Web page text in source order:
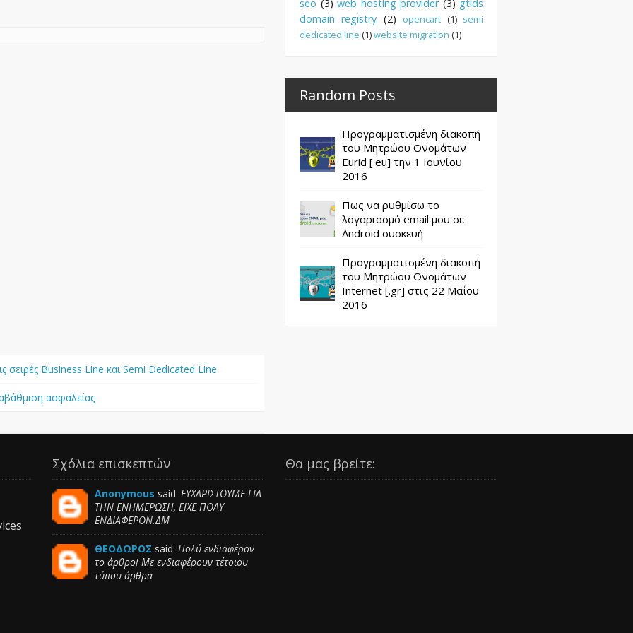
σειρές Business Line και Semi Dedicated Line
ασφαλείας
seo (3) web hosting provider (3) gtlds
domain registry (2) opencart (1) semi
dedicated line (1)website migration (1)
Random Posts
Προγραμματισμένη διακοπή
του Μητρώου Ονομάτων
Eurid [.eu] την 1 Ιουνίου
2016
Πως να ρυθμίσω το
λογαριασμό email μου σε
Android συσκευή
Προγραμματισμένη διακοπή
του Μητρώου Ονομάτων
Internet [.gr] στις 22 Μαΐου
2016
Σχόλια επισκεπτών
Anonymous said: ΕΥΧΑΡΙΣΤΟΥΜΕ ΓΙΑ
ΤΗΝ ΕΝΗΜΕΡΩΣΗ, ΕΙΧΕ ΠΟΛΥ
ΕΝΔΙΑΦΕΡΟΝ.ΔΜ
ΘΕΟΔΩΡΟΣ said: Πολύ ενδιαφέρον
το άρθρο! Με ενδιαφέρουν τέτοιου
τύπου άρθρα
Θα μας βρείτε: